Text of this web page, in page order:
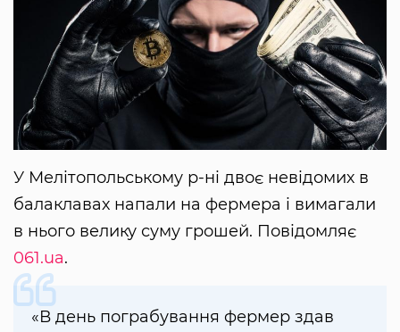
У Мелітопольському р-ні двоє невідомих в
балаклавах напали на фермера і вимагали
в нього велику суму грошей. Повідомляє
061.ua.
«В день пограбування фермер здав